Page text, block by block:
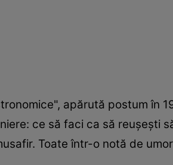
apărută postum în
ce să faci ca să reuşeşti
Toate într-o notă de